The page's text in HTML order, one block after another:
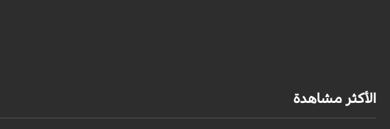
الأكثر مشاهدة